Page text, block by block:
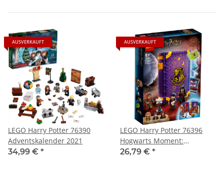
AUSVERKAUFT
LEGO Harry Potter 76390
Adventskalender 2021
34,99 € *
AUSVERKAUFT
LEGO Harry Potter 76396
Hogwarts Moment:
Wahrsageunterricht
26,79 € *